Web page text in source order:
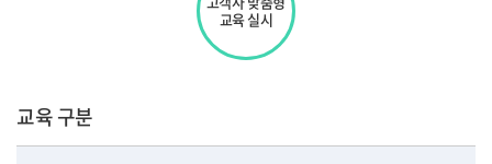
교육 실시
교육 구분